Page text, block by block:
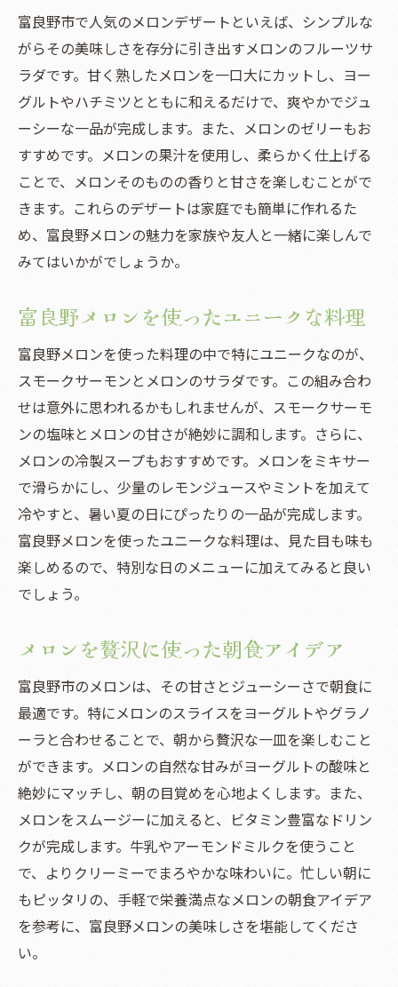
富良野市で人気のメロンデザートといえば、シンプルな
がらその美味しさを存分に引き出すメロンのフルーツサ
ラダです。甘く熟したメロンを一口大にカットし、ヨー
グルトやハチミツとともに和えるだけで、爽やかでジュ
ーシーな一品が完成します。また、メロンのゼリーもお
すすめです。メロンの果汁を使用し、柔らかく仕上げる
ことで、メロンそのものの香りと甘さを楽しむことがで
きます。これらのデザートは家庭でも簡単に作れるた
め、富良野メロンの魅力を家族や友人と一緒に楽しんで
みてはいかがでしょうか。
富良野メロンを使ったユニークな料理
富良野メロンを使った料理の中で特にユニークなのが、
スモークサーモンとメロンのサラダです。この組み合わ
せは意外に思われるかもしれませんが、スモークサーモ
ンの塩味とメロンの甘さが絶妙に調和します。さらに、
メロンの冷製スープもおすすめです。メロンをミキサー
で滑らかにし、少量のレモンジュースやミントを加えて
冷やすと、暑い夏の日にぴったりの一品が完成します。
富良野メロンを使ったユニークな料理は、見た目も味も
楽しめるので、特別な日のメニューに加えてみると良い
でしょう。
メロンを贅沢に使った朝食アイデア
富良野市のメロンは、その甘さとジューシーさで朝食に
最適です。特にメロンのスライスをヨーグルトやグラノ
ーラと合わせることで、朝から贅沢な一皿を楽しむこと
ができます。メロンの自然な甘みがヨーグルトの酸味と
絶妙にマッチし、朝の目覚めを心地よくします。また、
メロンをスムージーに加えると、ビタミン豊富なドリン
クが完成します。牛乳やアーモンドミルクを使うこと
で、よりクリーミーでまろやかな味わいに。忙しい朝に
もピッタリの、手軽で栄養満点なメロンの朝食アイデア
を参考に、富良野メロンの美味しさを堪能してくださ
い。